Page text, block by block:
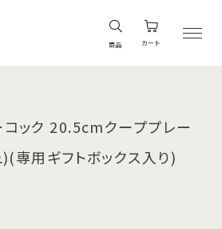
商品 カート
ック 20.5cmクーププレー
)(専用ギフトボックス入り)